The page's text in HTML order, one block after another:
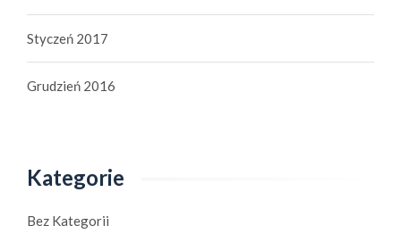
Styczeń 2017
Grudzień 2016
Kategorie
Bez Kategorii